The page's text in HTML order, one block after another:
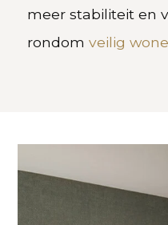
meer stabiliteit en
rondomveilig